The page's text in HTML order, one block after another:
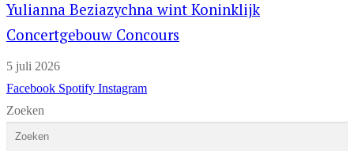
Yulianna Beziazychna wint Koninklijk
Concertgebouw Concours
5 juli 2026
Facebook Spotify Instagram
Zoeken